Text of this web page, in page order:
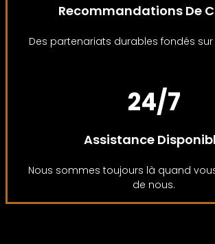
Recommandations De
Des partenariats durables fondés
24/7
Assistance
Nous sommes toujours là quand
de nous.